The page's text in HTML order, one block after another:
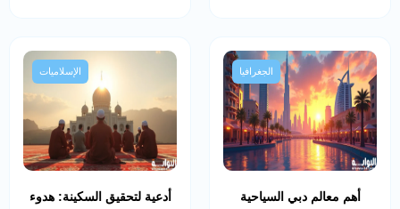
الجغرافيا
أهم معالم دبي السياحية
الإسلاميات
أدعية لتحقيق السكينة: هدوء